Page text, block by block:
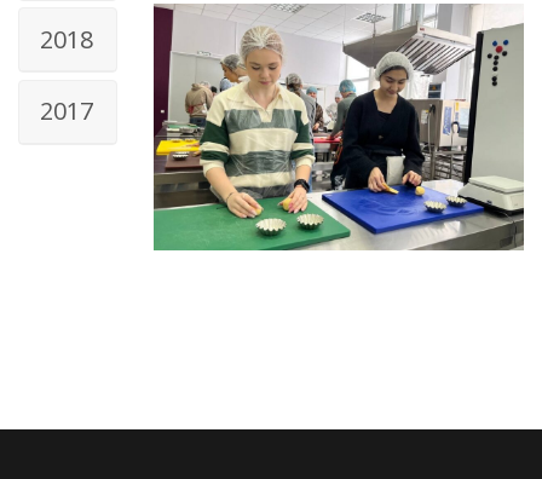
2018
2017